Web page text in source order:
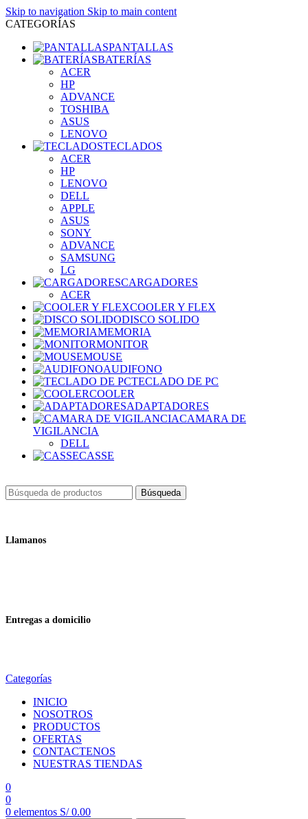
Skip to navigation Skip to main content
CATEGORÍAS
PANTALLAS
BATERÍAS
ACER
HP
ADVANCE
TOSHIBA
ASUS
LENOVO
TECLADOS
ACER
HP
LENOVO
DELL
APPLE
ASUS
SONY
ADVANCE
SAMSUNG
LG
CARGADORES
ACER
COOLER Y FLEX
DISCO SOLIDO
MEMORIA
MONITOR
MOUSE
AUDIFONO
TECLADO DE PC
COOLER
ADAPTADORES
CAMARA DE
VIGILANCIA
DELL
CASSE
Búsqueda
Llamanos
Entregas a domicilio
Categorías
INICIO
NOSOTROS
PRODUCTOS
OFERTAS
CONTACTENOS
NUESTRAS TIENDAS
0
0
0 elementos S/0.00